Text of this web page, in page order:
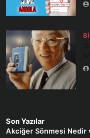
Son Yazılar
Akciğer Sönmesi Nedir